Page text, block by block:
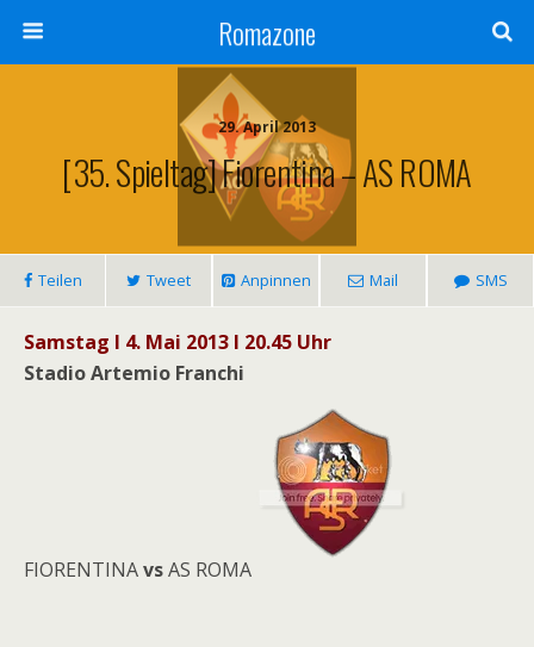
Romazone
29. April 2013
[35. Spieltag] Fiorentina – AS ROMA
Teilen Tweet Anpinnen Mail SMS
Samstag I 4. Mai 2013 I 20.45 Uhr
Stadio Artemio Franchi
FIORENTINAvsAS ROMA